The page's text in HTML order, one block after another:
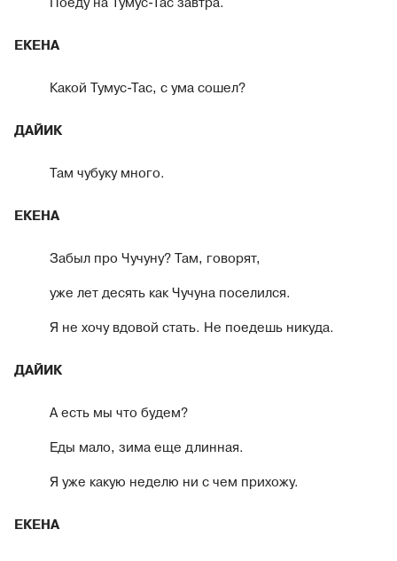
ЕКЕНА
Какой Тумус-Тас, с ума сошел?
ДАЙИК
Там чубуку много.
ЕКЕНА
Забыл про Чучуну? Там, говорят,
уже лет десять как Чучуна поселился.
Я не хочу вдовой стать. Не поедешь никуда.
ДАЙИК
А есть мы что будем?
Еды мало, зима еще длинная.
Я уже какую неделю ни с чем прихожу.
ЕКЕНА